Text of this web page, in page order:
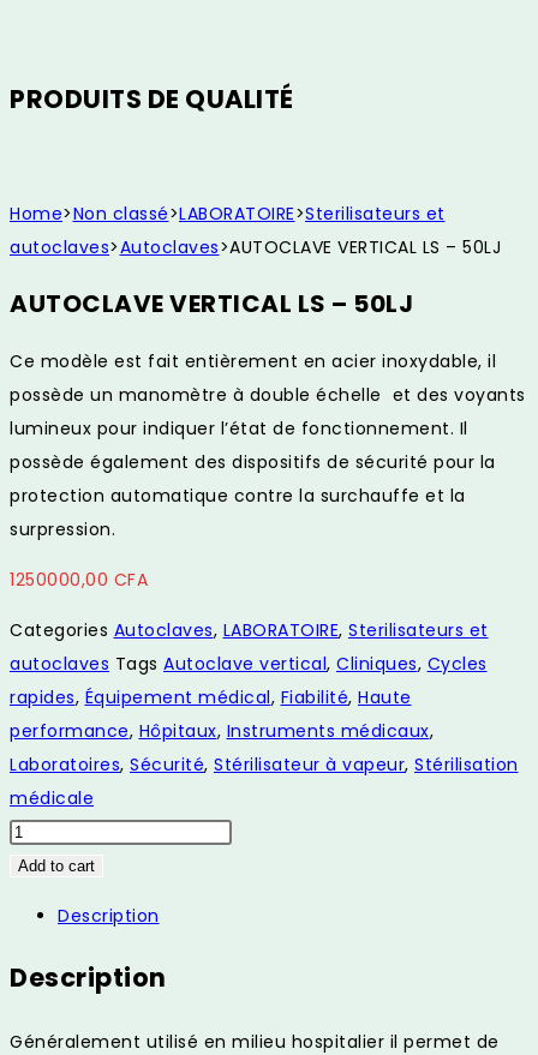
PRODUITS DE QUALITÉ
Home>Non classé>LABORATOIRE>Sterilisateurs et
autoclaves>Autoclaves>AUTOCLAVE VERTICAL LS – 50LJ
AUTOCLAVE VERTICAL LS – 50LJ
Ce modèle est fait entièrement en acier inoxydable, il
possède un manomètre à double échelle et des voyants
lumineux pour indiquer l’état de fonctionnement. Il
possède également des dispositifs de sécurité pour la
protection automatique contre la surchauffe et la
surpression.
1250000,00 CFA
Categories Autoclaves, LABORATOIRE, Sterilisateurs et
autoclaves Tags Autoclave vertical, Cliniques, Cycles
rapides, Équipement médical, Fiabilité, Haute
performance, Hôpitaux, Instruments médicaux,
Laboratoires, Sécurité, Stérilisateur à vapeur, Stérilisation
médicale
AUTOCLAVE
VERTICAL
50LJ
Add to cart
Description
Description
Généralement utilisé en milieu hospitalier il permet de